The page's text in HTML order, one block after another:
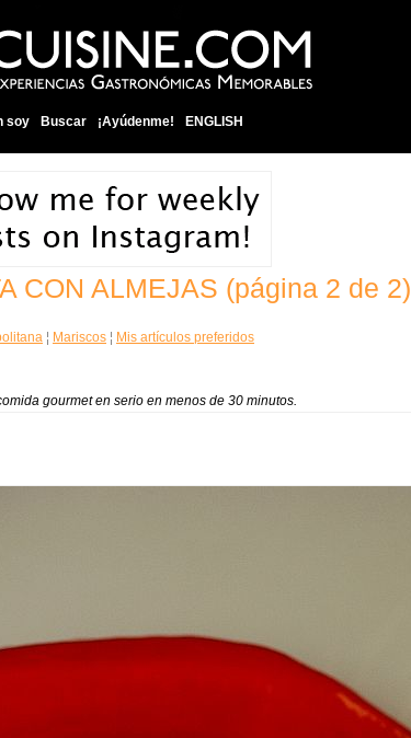
soy Buscar ¡Ayúdenme! ENGLISH
CON ALMEJAS (página 2 de 2)
¦ Mariscos ¦ Mis artículos preferidos
gourmet en serio en menos de 30 minutos.